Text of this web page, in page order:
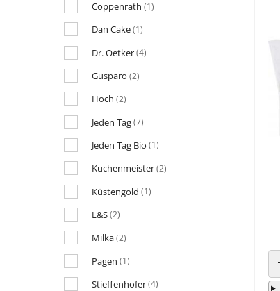
Coppenrath (1)
Dan Cake(1)
Dr. Oetker(4)
Gusparo (2)
Hoch (2)
Jeden Tag(7)
Jeden Tag Bio (1)
Kuchenmeister(2)
Küstengold (1)
L&S(2)
Milka(2)
Pagen (1)
Stieffenhofer(4)